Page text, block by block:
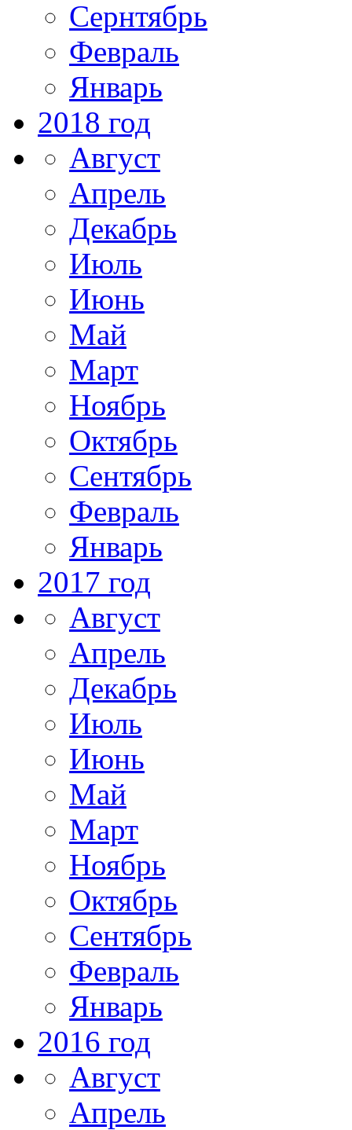
Сернтябрь
Февраль
Январь
2018 год
Август
Апрель
Декабрь
Июль
Июнь
Май
Март
Ноябрь
Октябрь
Сентябрь
Февраль
Январь
2017 год
Август
Апрель
Декабрь
Июль
Июнь
Май
Март
Ноябрь
Октябрь
Сентябрь
Февраль
Январь
2016 год
Август
Апрель